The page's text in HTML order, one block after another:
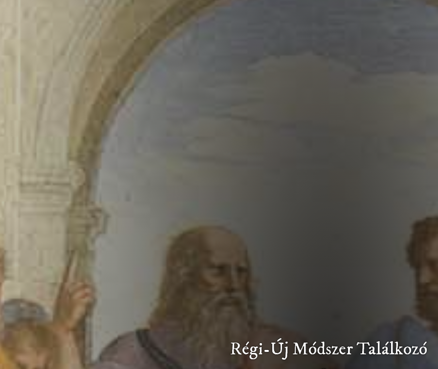
Régi-Új Módszer Találkozó